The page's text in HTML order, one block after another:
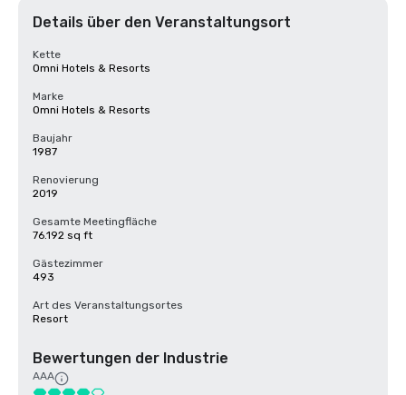
Details über den Veranstaltungsort
Kette
Omni Hotels & Resorts
Marke
Omni Hotels & Resorts
Baujahr
1987
Renovierung
2019
Gesamte Meetingfläche
76.192 sq ft
Gästezimmer
493
Art des Veranstaltungsortes
Resort
Bewertungen der Industrie
AAA